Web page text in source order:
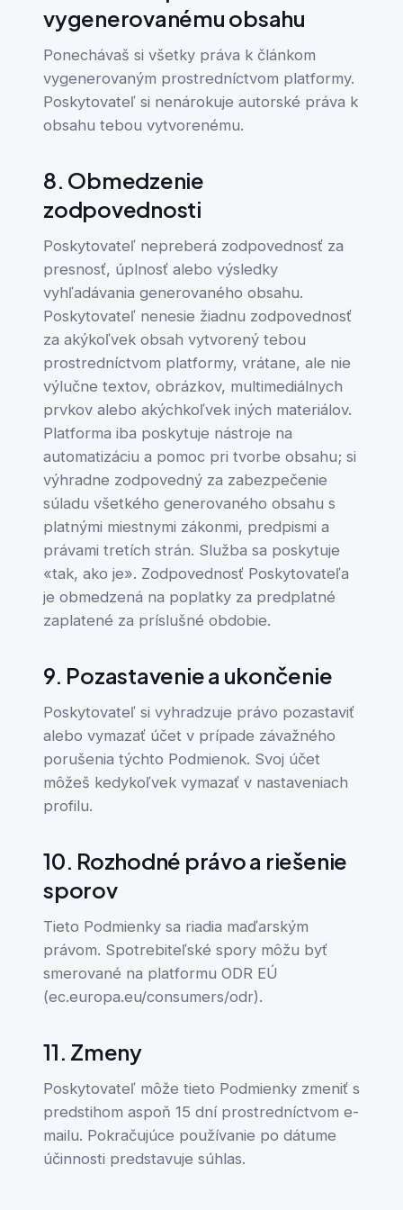
vygenerovanému obsahu
Ponechávaš si všetky práva k článkom
vygenerovaným prostredníctvom platformy.
Poskytovateľ si nenárokuje autorské práva k
obsahu tebou vytvorenému.
8. Obmedzenie
zodpovednosti
Poskytovateľ nepreberá zodpovednosť za
presnosť, úplnosť alebo výsledky
vyhľadávania generovaného obsahu.
Poskytovateľ nenesie žiadnu zodpovednosť
za akýkoľvek obsah vytvorený tebou
prostredníctvom platformy, vrátane, ale nie
výlučne textov, obrázkov, multimediálnych
prvkov alebo akýchkoľvek iných materiálov.
Platforma iba poskytuje nástroje na
automatizáciu a pomoc pri tvorbe obsahu; si
výhradne zodpovedný za zabezpečenie
súladu všetkého generovaného obsahu s
platnými miestnymi zákonmi, predpismi a
právami tretích strán. Služba sa poskytuje
«tak, ako je». Zodpovednosť Poskytovateľa
je obmedzená na poplatky za predplatné
zaplatené za príslušné obdobie.
9. Pozastavenie a ukončenie
Poskytovateľ si vyhradzuje právo pozastaviť
alebo vymazať účet v prípade závažného
porušenia týchto Podmienok. Svoj účet
môžeš kedykoľvek vymazať v nastaveniach
profilu.
10. Rozhodné právo a riešenie
sporov
Tieto Podmienky sa riadia maďarským
právom. Spotrebiteľské spory môžu byť
smerované na platformu ODR EÚ
(ec.europa.eu/consumers/odr).
11. Zmeny
Poskytovateľ môže tieto Podmienky zmeniť s
predstihom aspoň 15 dní prostredníctvom e-
mailu. Pokračujúce používanie po dátume
účinnosti predstavuje súhlas.